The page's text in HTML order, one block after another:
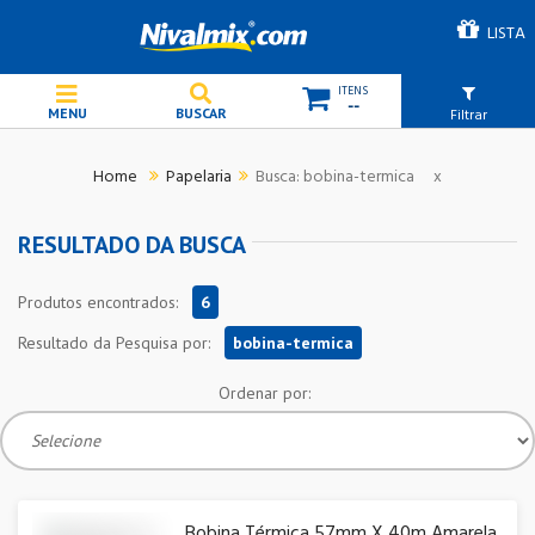
LISTA
-- Filtrar
Papelaria Busca: bobina-termica x
RESULTADO DA BUSCA
Produtos encontrados:
6
Resultado da Pesquisa por:
bobina-termica
Ordenar por: